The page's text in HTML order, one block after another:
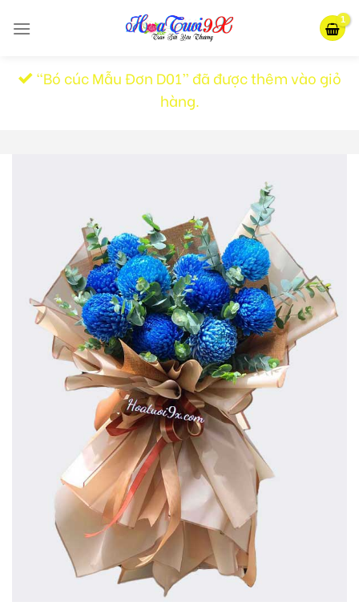
“Bó cúc Mẫu Đơn D01” đã được thêm vào giỏ
hàng.